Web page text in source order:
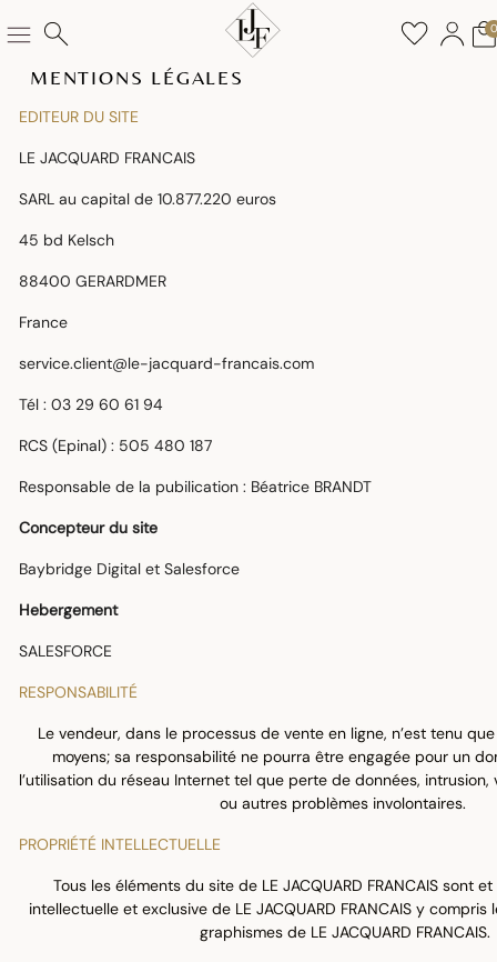
0
MENTIONS LÉGALES
EDITEUR DU SITE
LE JACQUARD FRANCAIS
SARL au capital de 10.877.220 euros
45 bd Kelsch
88400 GERARDMER
France
service.client@le-jacquard-francais.com
Tél : 03 29 60 61 94
RCS (Epinal) : 505 480 187
Responsable de la pubilication : Béatrice BRANDT
Concepteur du site
Baybridge Digital et Salesforce
Hebergement
SALESFORCE
RESPONSABILITÉ
Le vendeur, dans le processus de vente en ligne, n’est tenu
moyens; sa responsabilité ne pourra être engagée pour un
l’utilisation du réseau Internet tel que perte de données,
ou autres problèmes involontaires.
PROPRIÉTÉ INTELLECTUELLE
Tous les éléments du site de LE JACQUARD FRANCAIS sont
intellectuelle et exclusive de LE JACQUARD FRANCAIS y
graphismes de LE JACQUARD FRANCAIS.